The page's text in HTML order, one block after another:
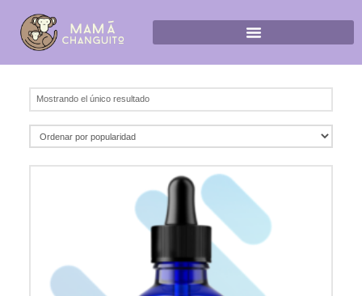
Mostrando el único resultado